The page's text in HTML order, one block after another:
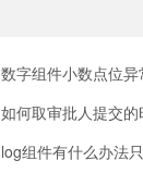
数字组件小数点位异
如何取审批人提交的
log组件有什么办法